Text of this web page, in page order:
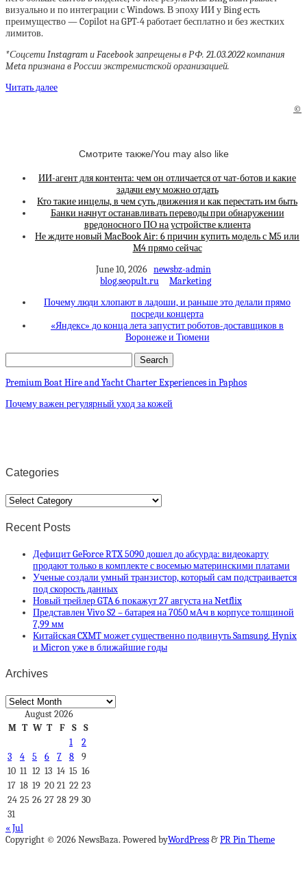
визуально и по интеграции с Windows. В эпоху ИИ у Bing есть
преимущество — Copilot на GPT-4 работает бесплатно и без жестких
лимитов.
*Соцсети Instagram и Facebook запрещены в РФ. 21.03.2022 компания
Meta признана в России экстремистской организацией.
Читать далее
©
Смотрите также/You may also like
ИИ-агент для контента: чем он отличается от чат-ботов и какие
задачи ему можно отдать
Кто такие инцелы, в чем суть движения и как перестать им быть
Банки начнут останавливать переводы при обнаружении
вредоносного ПО на устройстве клиента
Не ждите новый MacBook Air: 6 причин купить модель с M5 или
M4 прямо сейчас
June 10, 2026 newsbz-admin
blog.seopult.ru
Marketing
Почему люди хлопают в ладоши, и раньше это делали прямо
посреди концерта
«Яндекс» до конца лета запустит роботов-доставщиков в
Воронеже и Тюмени
Premium Boat Hire and Yacht Charter Experiences in Paphos
Почему важен регулярный уход за кожей
Categories
Categories
Recent Posts
Дефицит GeForce RTX 5090 дошел до абсурда: видеокарту
продают только в комплекте с восемью материнскими платами
Ученые создали умный транзистор, который сам подстраивается
под скорость данных
Новый трейлер GTA 6 покажут 27 августа на Netflix
Представлен Vivo S2 – батарея на 7050 мА·ч в корпусе толщиной
7,99 мм
Китайская CXMT может существенно подвинуть Samsung, Hynix
и Micron уже в ближайшие годы
Archives
Archives
August 2026
M T W T F S
S
1
2
3
4 5 6 7 8
9
10 11 12 13 14 15 16
17 18 19 20 21 22 23
24 25 26 27 28 29 30
31
« Jul
Copyright © 2026 NewsBaza. Powered byWordPress&PR Pin Theme